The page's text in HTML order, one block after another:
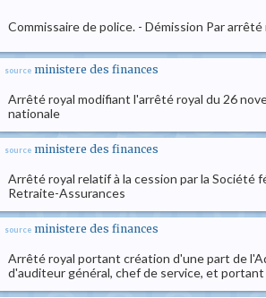
Commissaire de police. - Démission Par
source ministere des finances
Arrêté royal modifiant l'arrêté royal du 26
nationale
source ministere des finances
Arrêté royal relatif à la cession par la Société
Retraite-Assurances
source ministere des finances
Arrêté royal portant création d'une part de
d'auditeur général, chef de service, et